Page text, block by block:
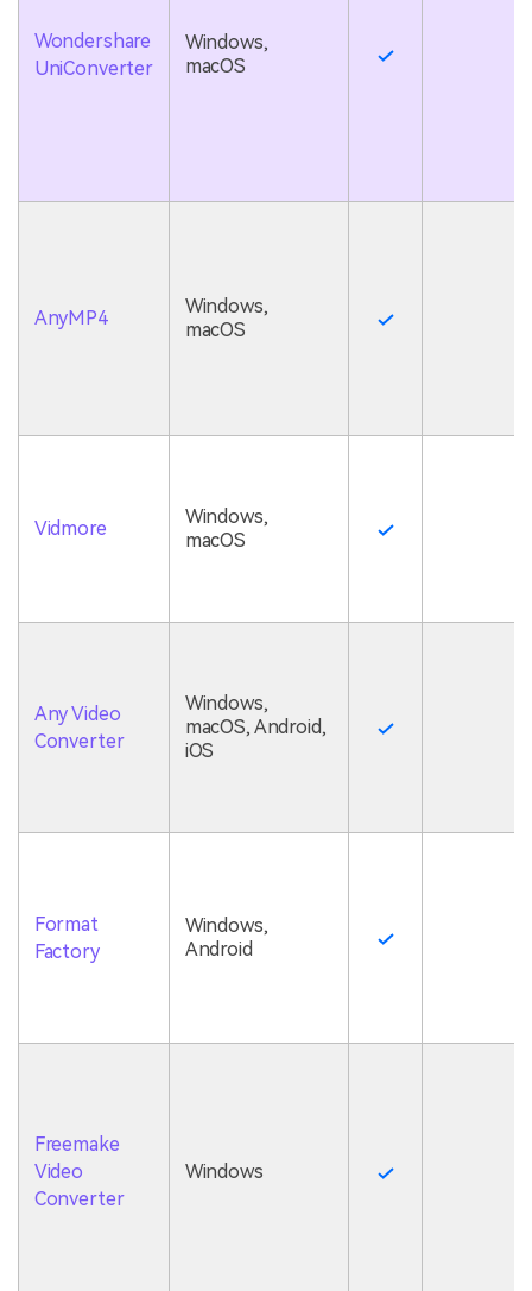
Wondershare
UniConverter
Windows,
macOS
AnyMP4
Windows,
macOS
Vidmore
Windows,
macOS
Any Video
Converter
Windows,
macOS, Android,
iOS
Format
Factory
Windows,
Android
Freemake
Video
Converter
Windows